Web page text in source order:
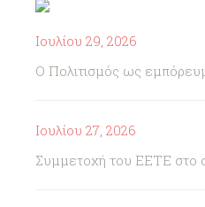
Ιουλίου 29, 2026
Ο Πολιτισμός ως
Ιουλίου 27, 2026
Συμμετοχή του ΕΕΤΕ στο